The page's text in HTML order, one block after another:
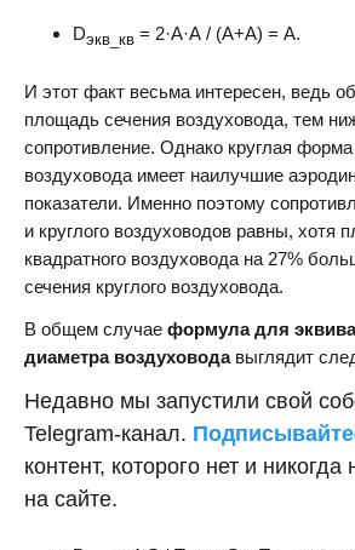
Dэкв_кв = 2·А·А / (А+А) = А.
И этот факт весьма интересен, ведь
площадь сечения воздуховода, тем
сопротивление. Однако круглая форма
воздуховода имеет наилучшие
показатели. Именно поэтому
и круглого воздуховодов равны, хотя
квадратного воздуховода на 27%
сечения круглого воздуховода.
В общем случае формула для
диаметра воздуховодавыглядит
Недавно мы запустили свой
Telegram-канал.
контент, которого нет и никогда
на сайте.